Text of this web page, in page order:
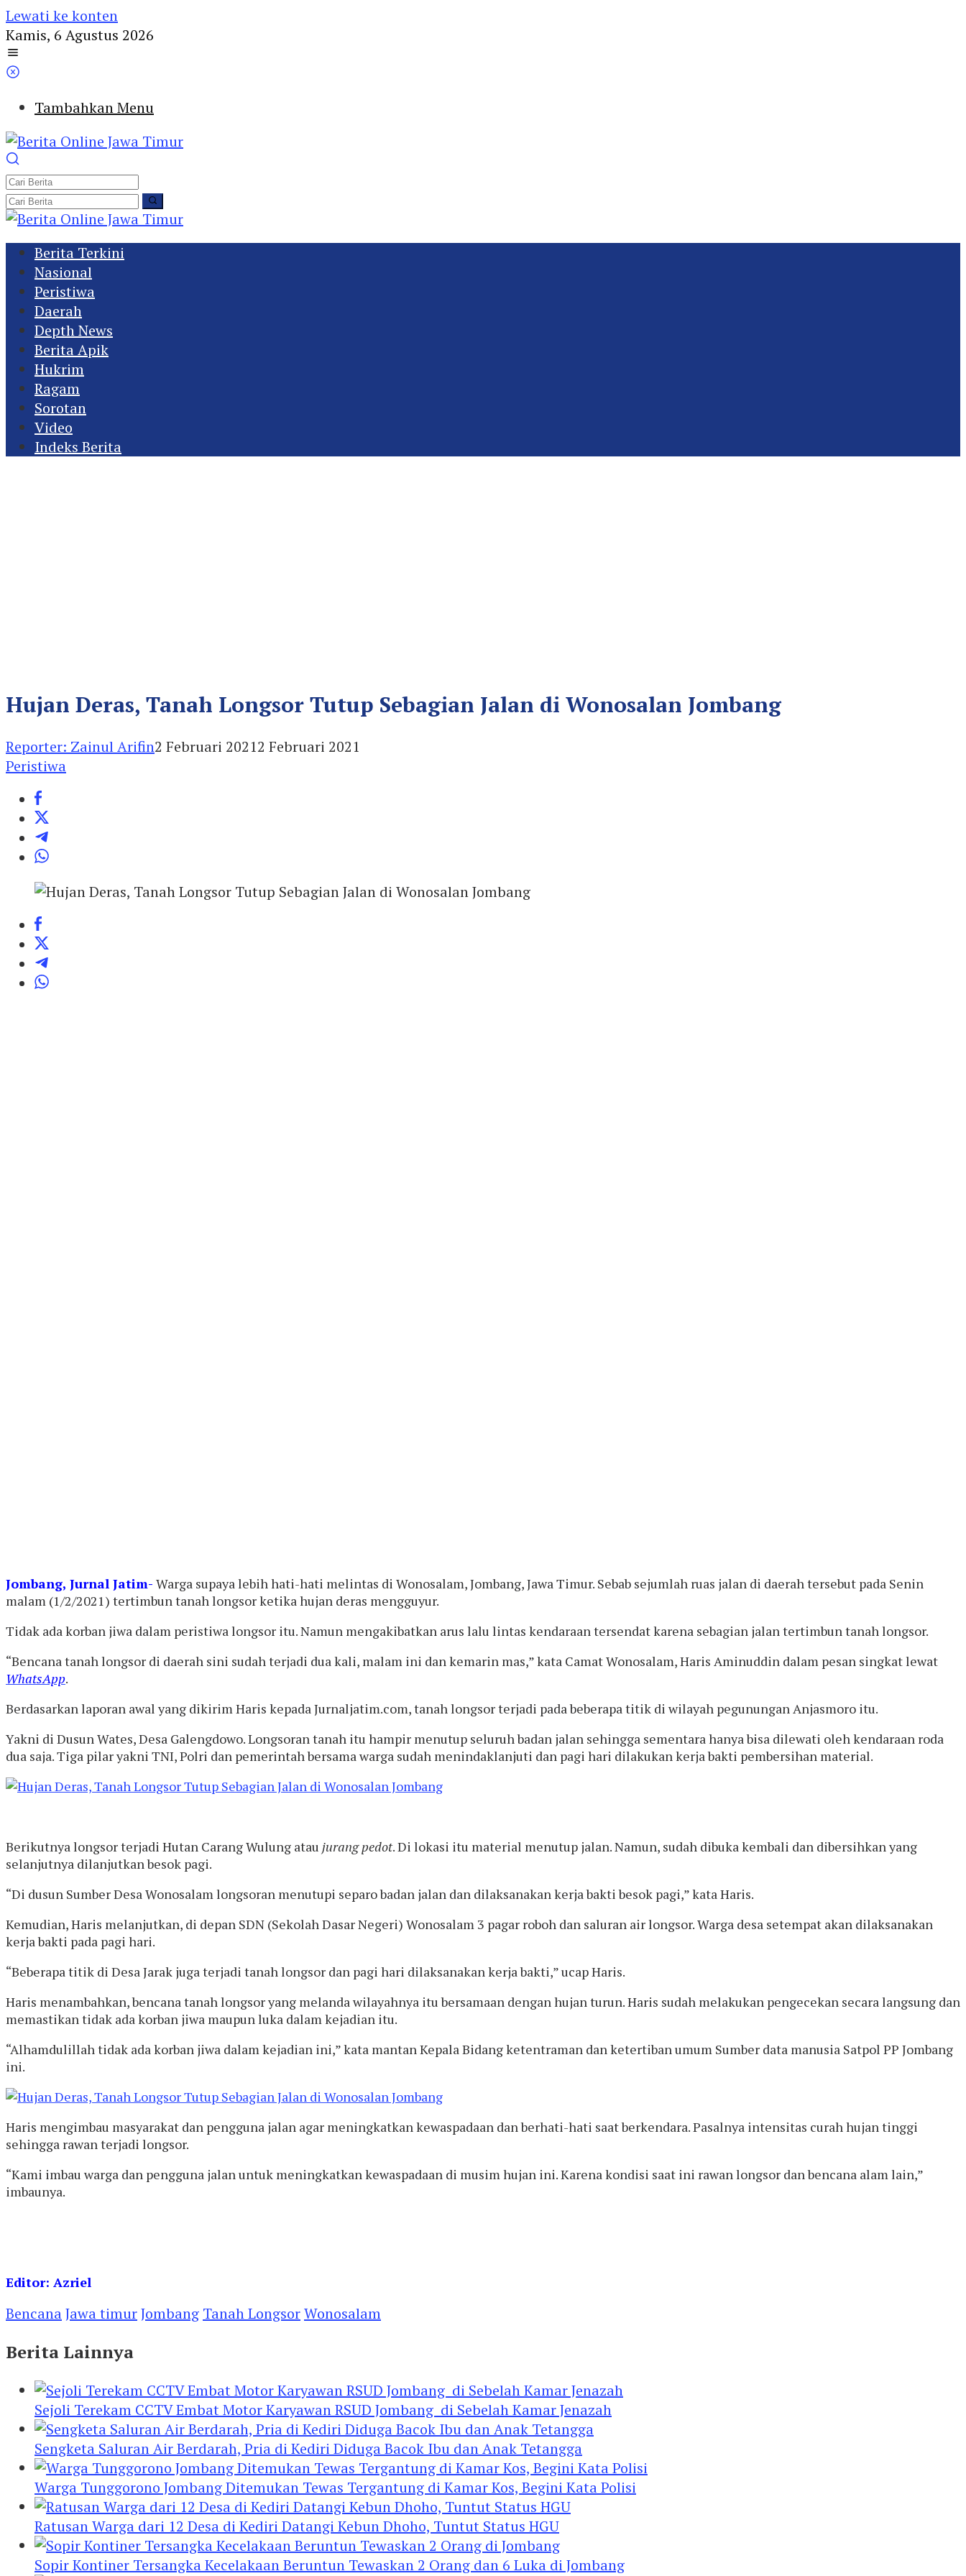
Lewati ke konten
Kamis, 6 Agustus 2026
Tambahkan Menu
Berita Terkini
Nasional
Peristiwa
Daerah
Depth News
Berita Apik
Hukrim
Ragam
Sorotan
Video
Indeks Berita
Hujan Deras, Tanah Longsor Tutup Sebagian Jalan di Wonosalan Jombang
Reporter: Zainul Arifin2 Februari 20212 Februari 2021
Peristiwa
Jombang, Jurnal Jatim- Warga supaya lebih hati-hati melintas di Wonosalam, Jombang, Jawa Timur. Sebab sejumlah ruas jalan di daerah tersebut pada Senin
malam (1/2/2021) tertimbun tanah longsor ketika hujan deras mengguyur.
Tidak ada korban jiwa dalam peristiwa longsor itu. Namun mengakibatkan arus lalu lintas kendaraan tersendat karena sebagian jalan tertimbun tanah longsor.
“Bencana tanah longsor di daerah sini sudah terjadi dua kali, malam ini dan kemarin mas,” kata Camat Wonosalam, Haris Aminuddin dalam pesan singkat lewat
WhatsApp.
Berdasarkan laporan awal yang dikirim Haris kepada Jurnaljatim.com, tanah longsor terjadi pada beberapa titik di wilayah pegunungan Anjasmoro itu.
Yakni di Dusun Wates, Desa Galengdowo. Longsoran tanah itu hampir menutup seluruh badan jalan sehingga sementara hanya bisa dilewati oleh kendaraan roda
dua saja. Tiga pilar yakni TNI, Polri dan pemerintah bersama warga sudah menindaklanjuti dan pagi hari dilakukan kerja bakti pembersihan material.
Berikutnya longsor terjadi Hutan Carang Wulung atau jurang pedot. Di lokasi itu material menutup jalan. Namun, sudah dibuka kembali dan dibersihkan yang
selanjutnya dilanjutkan besok pagi.
“Di dusun Sumber Desa Wonosalam longsoran menutupi separo badan jalan dan dilaksanakan kerja bakti besok pagi,” kata Haris.
Kemudian, Haris melanjutkan, di depan SDN (Sekolah Dasar Negeri) Wonosalam 3 pagar roboh dan saluran air longsor. Warga desa setempat akan dilaksanakan
kerja bakti pada pagi hari.
“Beberapa titik di Desa Jarak juga terjadi tanah longsor dan pagi hari dilaksanakan kerja bakti,” ucap Haris.
Haris menambahkan, bencana tanah longsor yang melanda wilayahnya itu bersamaan dengan hujan turun. Haris sudah melakukan pengecekan secara langsung dan
memastikan tidak ada korban jiwa maupun luka dalam kejadian itu.
“Alhamdulillah tidak ada korban jiwa dalam kejadian ini,” kata mantan Kepala Bidang ketentraman dan ketertiban umum Sumber data manusia Satpol PP Jombang
ini.
Haris mengimbau masyarakat dan pengguna jalan agar meningkatkan kewaspadaan dan berhati-hati saat berkendara. Pasalnya intensitas curah hujan tinggi
sehingga rawan terjadi longsor.
“Kami imbau warga dan pengguna jalan untuk meningkatkan kewaspadaan di musim hujan ini. Karena kondisi saat ini rawan longsor dan bencana alam lain,”
imbaunya.
Editor: Azriel
BencanaJawa timurJombang Tanah LongsorWonosalam
Berita Lainnya
Sejoli Terekam CCTV Embat Motor Karyawan RSUD Jombang di Sebelah Kamar Jenazah
Sengketa Saluran Air Berdarah, Pria di Kediri Diduga Bacok Ibu dan Anak Tetangga
Warga Tunggorono Jombang Ditemukan Tewas Tergantung di Kamar Kos, Begini Kata Polisi
Ratusan Warga dari 12 Desa di Kediri Datangi Kebun Dhoho, Tuntut Status HGU
Sopir Kontiner Tersangka Kecelakaan Beruntun Tewaskan 2 Orang dan 6 Luka di Jombang